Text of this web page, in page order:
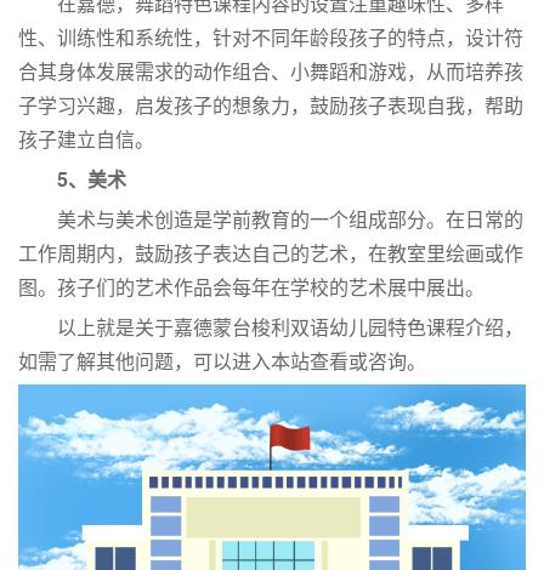
性、训练性和系统性，针对不同年龄段孩子的特点，设计符
合其身体发展需求的动作组合、小舞蹈和游戏，从而培养孩
子学习兴趣，启发孩子的想象力，鼓励孩子表现自我，帮助
孩子建立自信。
5、美术
美术与美术创造是学前教育的一个组成部分。在日常的
工作周期内，鼓励孩子表达自己的艺术，在教室里绘画或作
图。孩子们的艺术作品会每年在学校的艺术展中展出。
以上就是关于嘉德蒙台梭利双语幼儿园特色课程介绍，
如需了解其他问题，可以进入本站查看或咨询。